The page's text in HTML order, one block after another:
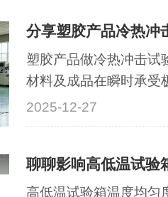
间，可轻松容纳大量的
批量的工业级烘干···
分享塑胶产品冷热冲
塑胶产品做冷热冲击试
材料及成品在瞬时承受
化环境下的耐受能力，
起的物理性能劣化、开
据以下标准之一或客户
A104IEC 6006···
2025-12-27
高低温试验箱温度均匀